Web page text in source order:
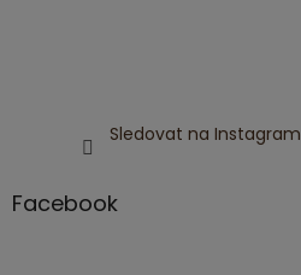
Sledovat na
Facebook